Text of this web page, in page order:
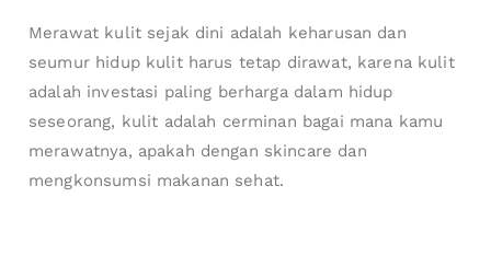
Merawat kulit sejak dini adalah keharusan dan
seumur hidup kulit harus tetap dirawat, karena kulit
adalah investasi paling berharga dalam hidup
seseorang, kulit adalah cerminan bagai mana kamu
merawatnya, apakah dengan skincare dan
mengkonsumsi makanan sehat.